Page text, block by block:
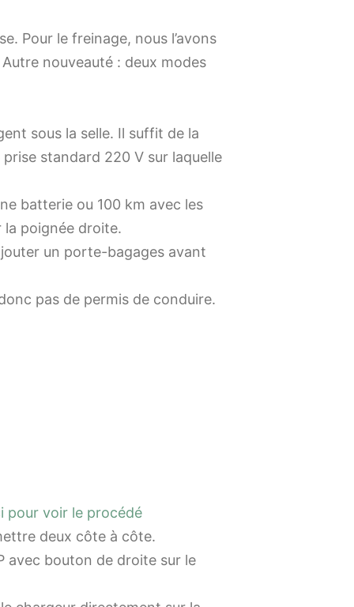
Pour le freinage, nous l’avons
nouveauté : deux modes
sous la selle. Il suffit de la
standard 220 V sur laquelle
batterie ou 100 km avec les
la poignée droite.
un porte-bagages avant
pas de permis de conduire.
pour voir le procédé
deux côte à côte.
avec bouton de droite sur le